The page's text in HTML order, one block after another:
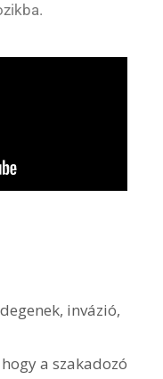
, invázió,
a szakadozó